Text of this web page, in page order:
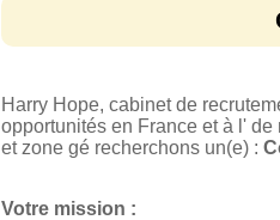
Harry Hope, cabinet de
opportunités en France et à l'
et zone gé recherchons un(e) :
Votre mission :